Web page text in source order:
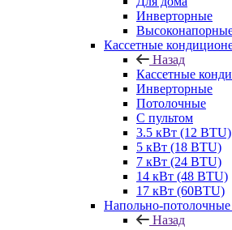
Инверторные
Кассетные
Назад
Кассетные
Инверторные
Потолочные
С пультом
3.5 кВт (12 BTU)
5 кВт (18 BTU)
7 кВт (24 BTU)
14 кВт (48 BTU)
17 кВт (60BTU)
Напольно-
Назад